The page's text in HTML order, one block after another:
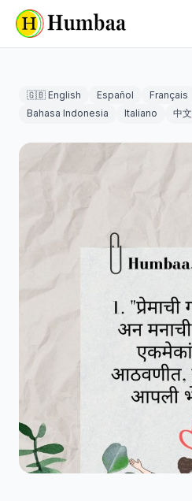
🇬🇧 English Español Français
Bahasa Indonesia
Italiano 中文